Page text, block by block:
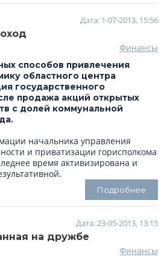
Дата: 1-07-2013, 15:56
Финансы
способов привлечения
областного центра
государственного
продажа акций открытых
с долей коммунальной
начальника управления
и приватизации горисполкома
время активизирована и
Подробнее
Дата: 23-05-2013, 13:15
на дружбе
Финансы